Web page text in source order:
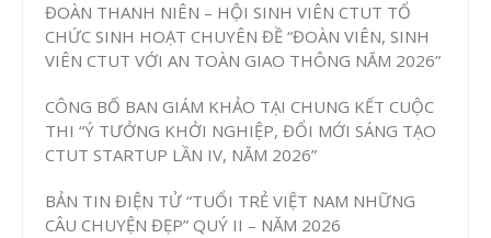
ĐOÀN THANH NIÊN – HỘI SINH VIÊN CTUT TỔ
CHỨC SINH HOẠT CHUYÊN ĐỀ “ĐOÀN VIÊN, SINH
VIÊN CTUT VỚI AN TOÀN GIAO THÔNG NĂM 2026”
CÔNG BỐ BAN GIÁM KHẢO TẠI CHUNG KẾT CUỘC
THI “Ý TƯỞNG KHỞI NGHIỆP, ĐỔI MỚI SÁNG TẠO
CTUT STARTUP LẦN IV, NĂM 2026”
BẢN TIN ĐIỆN TỬ “TUỔI TRẺ VIỆT NAM NHỮNG
CÂU CHUYỆN ĐẸP” QUÝ II – NĂM 2026